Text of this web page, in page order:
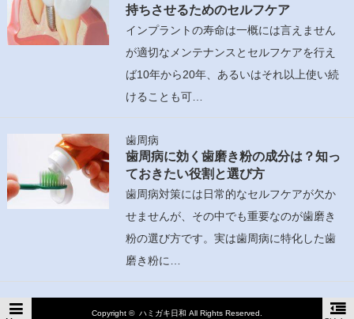
持ちさせるためのセルフケア
インプラントの寿命は一概には言えません
が適切なメンテナンスとセルフケアを行え
ば10年から20年、あるいはそれ以上使い続
けることも可…
歯周病
歯周病に効く歯磨き粉の成分は？知っ
ておきたい役割と選び方
歯周病対策には日常的なセルフケアが欠か
せませんが、その中でも重要なのが歯磨き
粉の選び方です。実は歯周病に特化した歯
磨き粉に…
Copyright © ハミガキ日和 All Rights Reserved.